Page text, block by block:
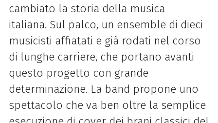
cambiato la storia della musica
italiana. Sul palco, un ensemble di dieci
musicisti affiatati e già rodati nel corso
di lunghe carriere, che portano avanti
questo progetto con grande
determinazione. La band propone uno
spettacolo che va ben oltre la semplice